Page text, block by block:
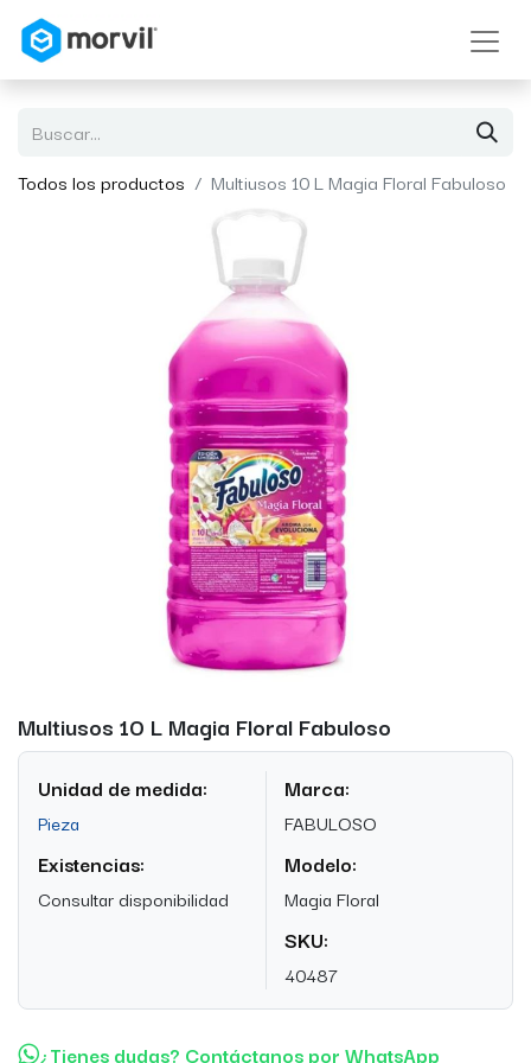
Todos los productos Multiusos 10 L Magia Floral Fabuloso
Multiusos 10 L Magia Floral Fabuloso
Unidad de medida:
Pieza
Existencias:
Consultar disponibilidad
Marca:
FABULOSO
Modelo:
Magia Floral
SKU:
40487
¿Tienes dudas? Contáctanos por WhatsApp